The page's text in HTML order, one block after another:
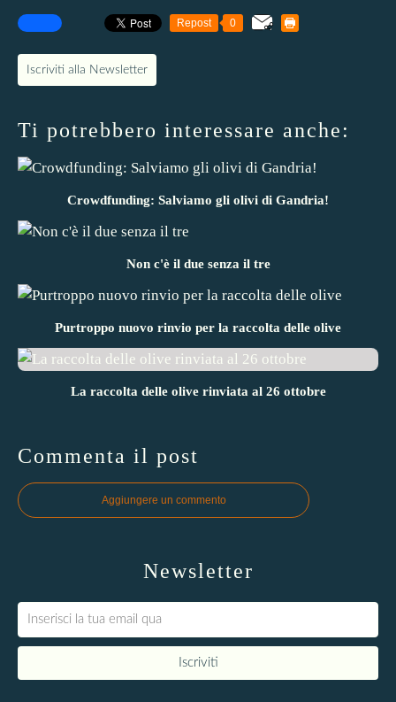
Repost 0
Iscriviti alla Newsletter
Ti potrebbero interessare anche:
Crowdfunding: Salviamo gli olivi di Gandria!
Non c'è il due senza il tre
Purtroppo nuovo rinvio per la raccolta delle olive
La raccolta delle olive rinviata al 26 ottobre
Commenta il post
Aggiungere un commento
Newsletter